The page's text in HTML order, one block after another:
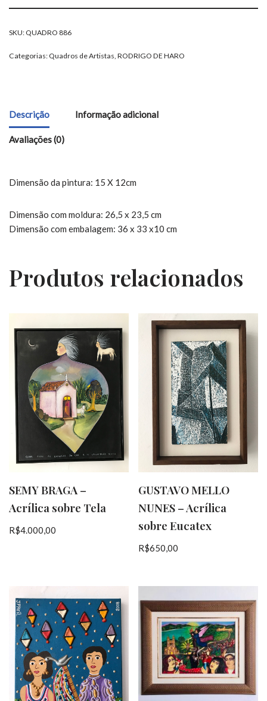
SKU: QUADRO 886
Categorias: Quadros de Artistas RODRIGO DE HARO
Descrição Informação adicional
Avaliações (0)
Dimensão da pintura: 15 X 12cm
Dimensão com moldura: 26,5 x 23,5 cm
Dimensão com embalagem: 36 x 33 x10 cm
Produtos relacionados
SEMY BRAGA –
Acrílica sobre Tela
R$4.000,00
GUSTAVO MELLO
NUNES – Acrílica
sobre Eucatex
R$650,00